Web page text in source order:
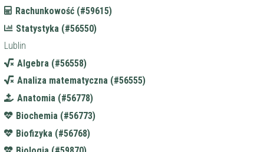
Rachunkowość (#59615)
Statystyka (#56550)
Lublin
Algebra (#56558)
Analiza matematyczna (#56555)
Anatomia (#56778)
Biochemia (#56773)
Biofizyka (#56768)